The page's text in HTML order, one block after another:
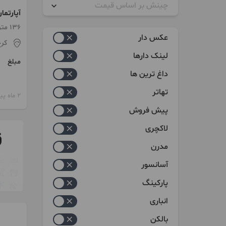
چینش بر اساس قیمت
عکس دار
لینک دارها
داغ ترین ها
تهاتر
پیش فروش
لاکچری
مدرن
آسانسور
پارکینگ
انباری
بالکن
136 متر / 3 اتاق / طبقه 4
مبلغ
2 ماه پیش